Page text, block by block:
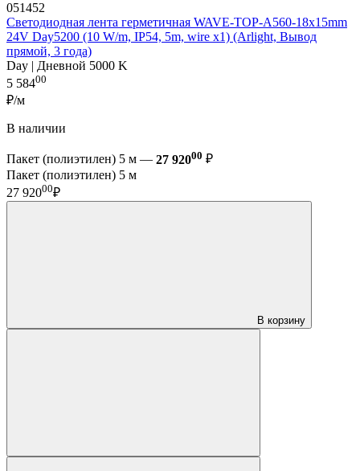
051452
Светодиодная лента герметичная WAVE-TOP-A560-18x15mm
24V Day5200 (10 W/m, IP54, 5m, wire x1) (Arlight, Вывод
прямой, 3 года)
Day | Дневной 5000 K
5 58400
₽/м
В наличии
Пакет (полиэтилен) 5 м — 27 92000 ₽
Пакет (полиэтилен) 5 м
27 92000₽
В корзину